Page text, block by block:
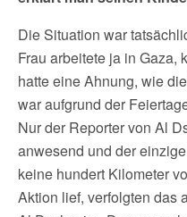
Die Situation war
Frau arbeitete ja in Gaza,
hatte eine Ahnung, wie
war aufgrund der
Nur der Reporter von Al
anwesend und der
keine hundert Kilometer
Aktion lief, verfolgten das